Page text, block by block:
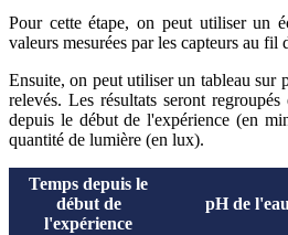
Pour cette étape, on peut utiliser un
valeurs mesurées par les capteurs au fil
Ensuite, on peut utiliser un tableau sur
relevés. Les résultats seront
depuis le début de l'expérience (en
quantité de lumière (en lux).
Temps depuis le
début de
l'expérience
pH de l'eau